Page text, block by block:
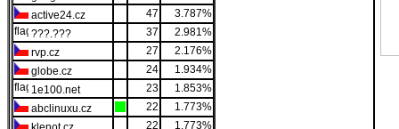
active24.cz
47
3.787%
???.???
37
2.981%
rvp.cz
27
2.176%
globe.cz
24
1.934%
1e100.net
23
1.853%
abclinuxu.cz
22
1.773%
22
1.773%